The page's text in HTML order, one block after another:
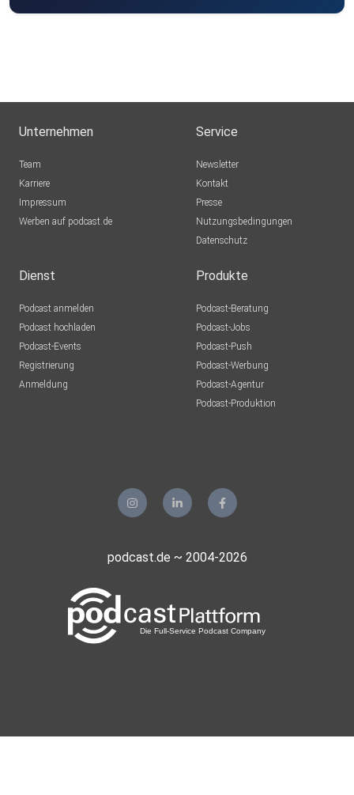
Unternehmen
Team
Karriere
Impressum
Werben auf podcast.de
Service
Newsletter
Kontakt
Presse
Nutzungsbedingungen
Datenschutz
Dienst
Podcast anmelden
Podcast hochladen
Podcast-Events
Registrierung
Anmeldung
Produkte
Podcast-Beratung
Podcast-Jobs
Podcast-Push
Podcast-Werbung
Podcast-Agentur
Podcast-Produktion
podcast.de ~ 2004-2026